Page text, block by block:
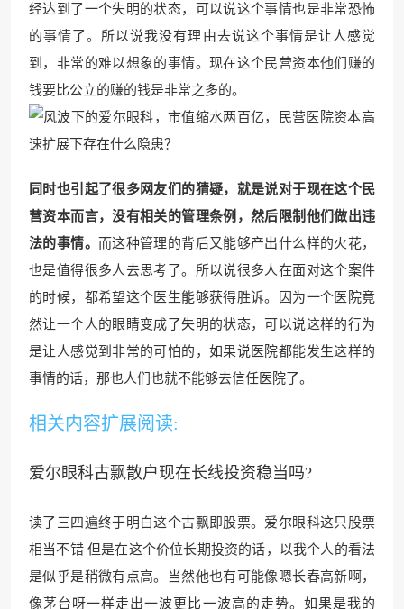
经达到了一个失明的状态，可以说这个事情也是非常恐怖
的事情了。所以说我没有理由去说这个事情是让人感觉
到，非常的难以想象的事情。现在这个民营资本他们赚的
钱要比公立的赚的钱是非常之多的。
同时也引起了很多网友们的猜疑，就是说对于现在这个民
营资本而言，没有相关的管理条例，然后限制他们做出违
法的事情。 而这种管理的背后又能够产出什么样的火花，
也是值得很多人去思考了。所以说很多人在面对这个案件
的时候，都希望这个医生能够获得胜诉。因为一个医院竟
然让一个人的眼睛变成了失明的状态，可以说这样的行为
是让人感觉到非常的可怕的，如果说医院都能发生这样的
事情的话，那也人们也就不能够去信任医院了。
相关内容扩展阅读:
爱尔眼科古飘散户现在长线投资稳当吗?
读了三四遍终于明白这个古飘即股票。爱尔眼科这只股票
相当不错 但是在这个价位长期投资的话，以我个人的看法
是似乎是稍微有点高。当然他也有可能像嗯长春高新啊，
像茅台呀一样走出一波更比一波高的走势。如果是我的